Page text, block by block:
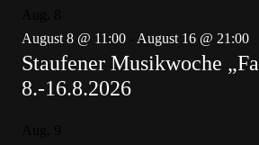
August 8 @ 11:00
August 16 @ 21:00
Staufener Musikwoche
8.-16.8.2026